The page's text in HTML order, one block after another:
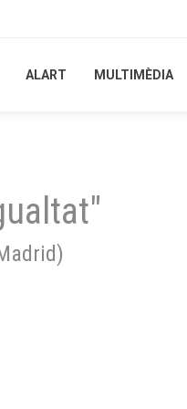
ALART MULTIMÈDIA
ALART MULTIMÈDIA
)